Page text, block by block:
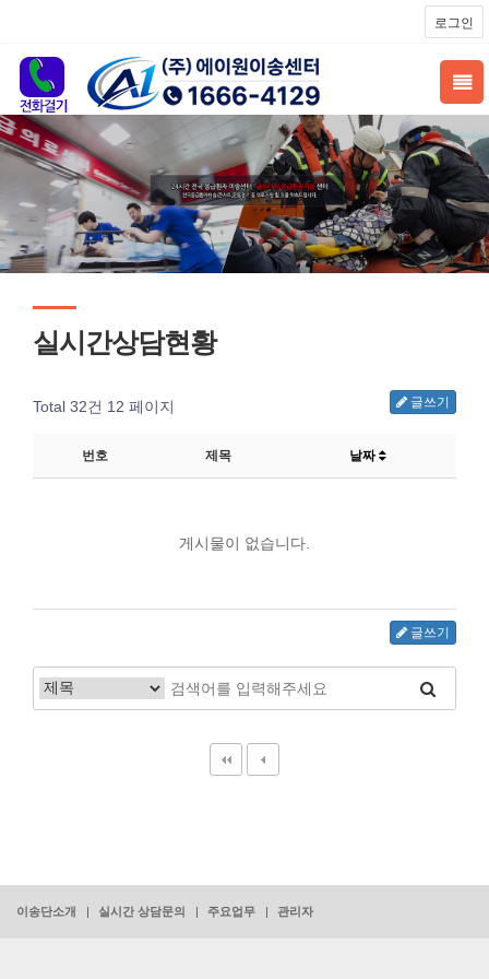
로그인
실시간상담현황
Total 32건 12 페이지 글쓰기
번호 제목 날짜
게시물이 없습니다.
글쓰기
이송단소개 실시간 상담문의 주요업무 관리자